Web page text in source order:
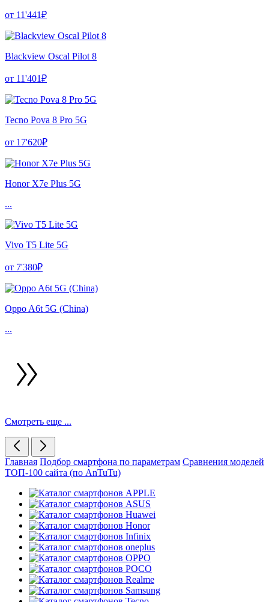
от 11'441₽
Blackview Oscal Pilot 8
от 11'401₽
Tecno Pova 8 Pro 5G
от 17'620₽
Honor X7e Plus 5G
...
Vivo T5 Lite 5G
от 7'380₽
Oppo A6t 5G (China)
...
Смотреть еще ...
Главная Подбор смартфона по параметрам Сравнения моделей
ТОП-100 сайта (по AnTuTu)